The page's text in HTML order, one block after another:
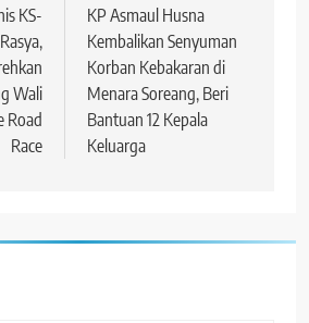
KS-
Wali
Road
Race
KP Asmaul Husna
Kembalikan Senyuman
Korban Kebakaran di
Menara Soreang, Beri
Bantuan 12 Kepala
Keluarga